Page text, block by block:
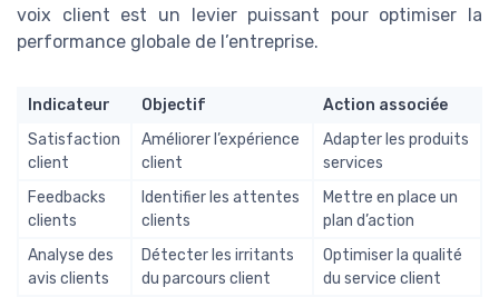
voix client est un levier puissant pour optimiser la
performance globale de l’entreprise.
Indicateur Objectif
Action associée
Satisfaction
client
Améliorer l’expérience
client
Adapter les produits
services
Feedbacks
clients
Identifier les attentes
clients
Mettre en place un
plan d’action
Analyse des
avis clients
Détecter les irritants
du parcours client
Optimiser la qualité
du service client